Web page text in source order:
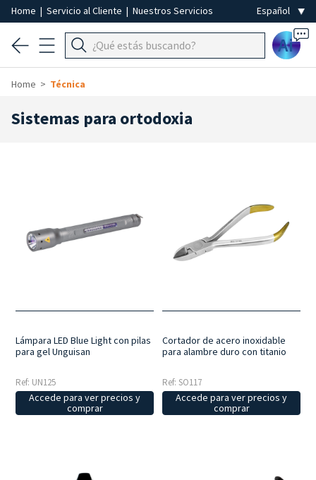
Home | Servicio al Cliente | Nuestros Servicios
Ai
Home Técnica
Sistemas para ortodoxia
Lámpara LED Blue Light con pilas
para gel Unguisan
Ref: UN125
Accede para ver precios y
comprar
Cortador de acero inoxidable
para alambre duro con titanio
Ref: SO117
Accede para ver precios y
comprar